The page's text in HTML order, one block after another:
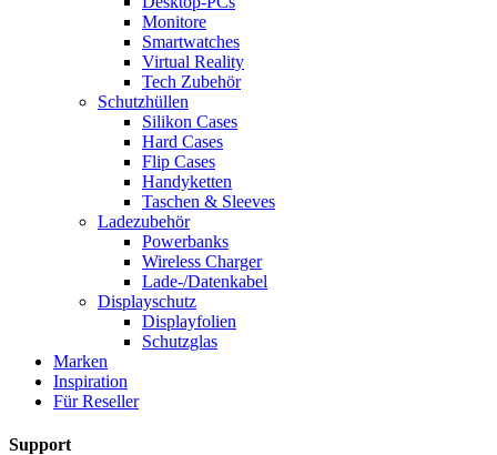
Monitore
Smartwatches
Virtual Reality
Tech Zubehör
Schutzhüllen
Silikon Cases
Hard Cases
Flip Cases
Handyketten
Taschen & Sleeves
Ladezubehör
Powerbanks
Wireless Charger
Lade-/Datenkabel
Displayschutz
Displayfolien
Schutzglas
Marken
Inspiration
Für Reseller
Support